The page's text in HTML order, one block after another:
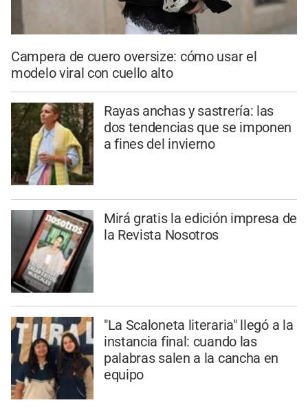
Campera de cuero oversize: cómo usar el
modelo viral con cuello alto
Rayas anchas y sastrería: las
dos tendencias que se imponen
a fines del invierno
Mirá gratis la edición impresa de
la Revista Nosotros
"La Scaloneta literaria" llegó a la
instancia final: cuando las
palabras salen a la cancha en
equipo